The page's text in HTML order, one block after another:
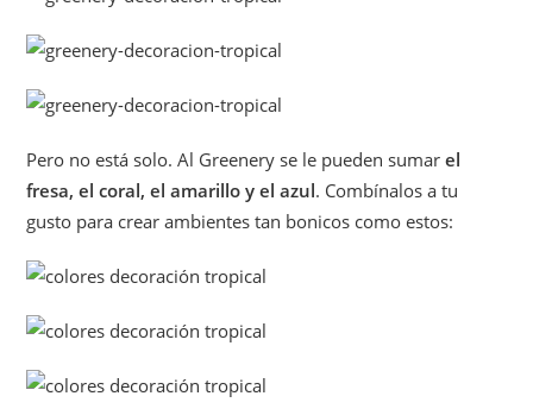
Pero no está solo. Al Greenery se le pueden sumarel
fresa, el coral, el amarillo y el azul. Combínalos a tu
gusto para crear ambientes tan bonicos como estos: